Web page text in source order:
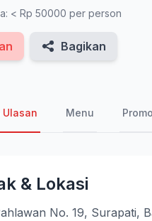
< Rp 50000 per person
Bagikan
Ulasan Menu Promo
& Lokasi
No. 19, Surapati,